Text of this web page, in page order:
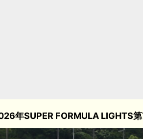
年SUPER FORMULA LIGHTS